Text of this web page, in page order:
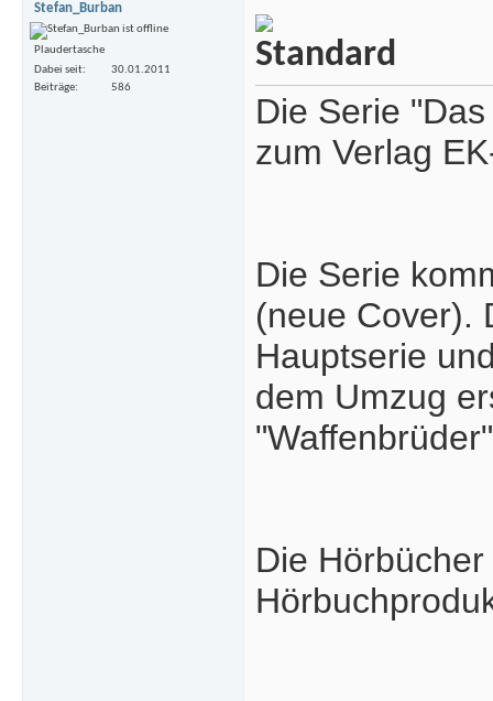
Stefan_Burban
Plaudertasche
Dabei seit
30.01.2011
Beiträge
586
Die Serie
zum Verlag
Die Serie
(neue Cover).
Hauptserie
dem Umzug
Die